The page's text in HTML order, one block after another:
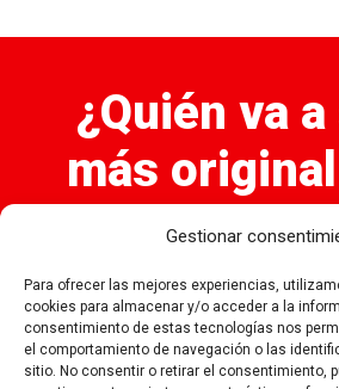
Gestionar
Para ofrecer las mejores experiencias,
cookies para almacenar y/o acceder a la
consentimiento de estas tecnologías nos
el comportamiento de navegación o las
sitio. No consentir o retirar el consentimiento,
¿Quién va
más
Elige ahora las Bolas de
casa...